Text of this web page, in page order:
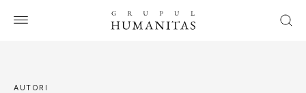
AUTORI